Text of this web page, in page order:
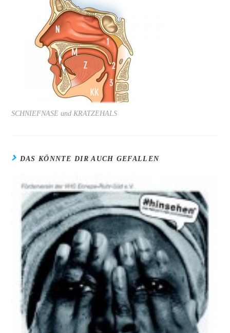
SCHNIEFNASE und KRATZEHALS
DAS KÖNNTE DIR AUCH GEFALLEN